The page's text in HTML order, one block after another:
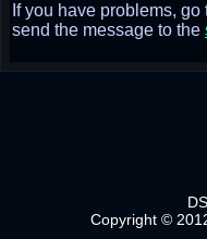
If you have problems,
send the message to the
Copyright ©